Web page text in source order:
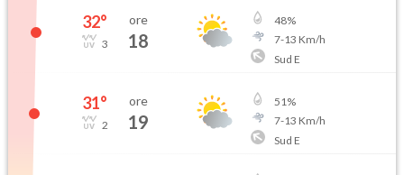
32°
3
ore
18
48%
7-13 Km/h
Sud E
31°
2
ore
19
51%
7-13 Km/h
Sud E